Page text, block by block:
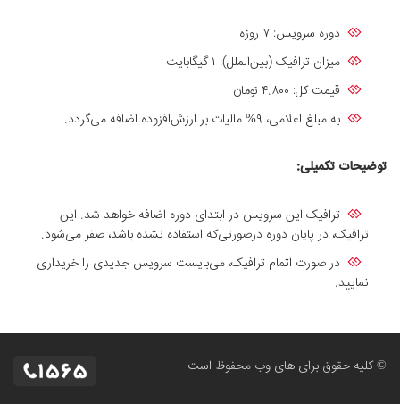
دوره سرویس: ۷ روزه
میزان ترافیک (بین‌الملل): ۱ گیگابایت
قیمت کل: ۴.۸۰۰ تومان
به مبلغ اعلامی، ۹% مالیات بر ارزش‌افزوده اضافه می‌گردد.
توضیحات تکمیلی:
ترافیک این سرویس در ابتدای دوره اضافه خواهد شد. این
ترافیک، در پایان دوره درصورتی‌که استفاده‌ نشده باشد، صفر می‌شود.
در صورت اتمام ترافیک، می‌بایست سرویس جدیدی را خریداری
نمایید.
© کلیه حقوق برای های وب محفوظ است